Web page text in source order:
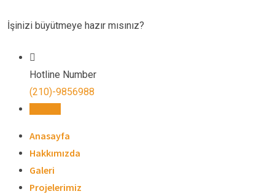
İşinizi büyütmeye hazır mısınız?
Hotline Number
(210)-9856988
Anasayfa
Hakkımızda
Galeri
Projelerimiz